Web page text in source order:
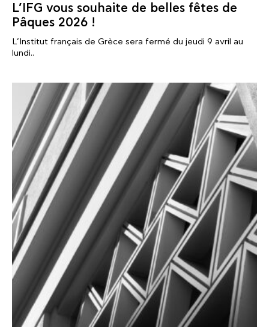
L’IFG vous souhaite de belles fêtes de
Pâques 2026 !
L’Institut français de Grèce sera fermé du jeudi 9 avril au
lundi..